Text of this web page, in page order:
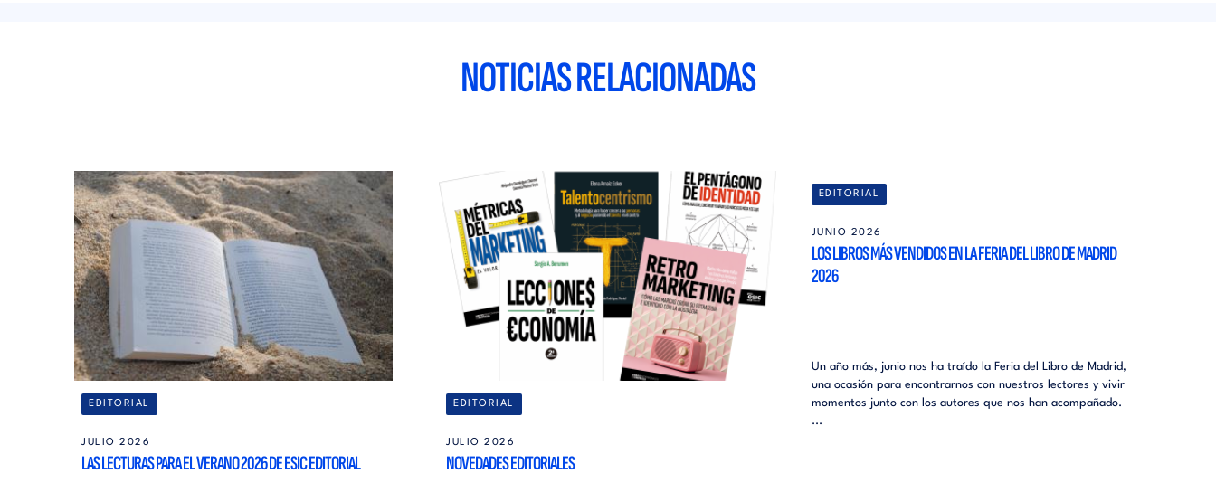
NOTICIAS RELACIONADAS
EDITORIAL
JULIO 2026
LAS LECTURAS PARA EL VERANO 2026 DE ESIC EDITORIAL
EDITORIAL
JULIO 2026
NOVEDADES EDITORIALES
EDITORIAL
JUNIO 2026
LOS LIBROS MÁS VENDIDOS EN LA FERIA DEL LIBRO DE MADRID
2026
Un año más, junio nos ha traído la Feria del Libro de Madrid,
una ocasión para encontrarnos con nuestros lectores y vivir
momentos junto con los autores que nos han acompañado.
...